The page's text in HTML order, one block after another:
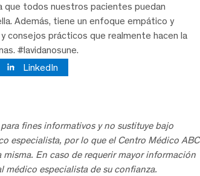
que todos nuestros pacientes puedan
Además, tiene un enfoque empático y
consejos prácticos que realmente hacen la
#lavidanosune.
LinkedIn
fines informativos y no sustituye bajo
especialista, por lo que el Centro Médico ABC
En caso de requerir mayor información
especialista de su confianza.